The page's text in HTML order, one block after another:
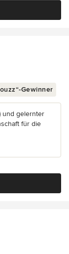
Gewinner
und gelernter
für die